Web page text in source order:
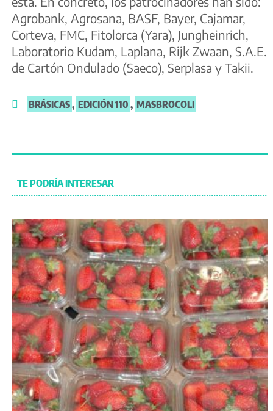
Agrobank, Agrosana, BASF, Bayer, Cajamar,
Corteva, FMC, Fitolorca (Yara), Jungheinrich,
Laboratorio Kudam, Laplana, Rijk Zwaan, S.A.E.
de Cartón Ondulado (Saeco), Serplasa y Takii.
BRÁSICAS, EDICIÓN 110 , MASBROCOLI
TE PODRÍA INTERESAR